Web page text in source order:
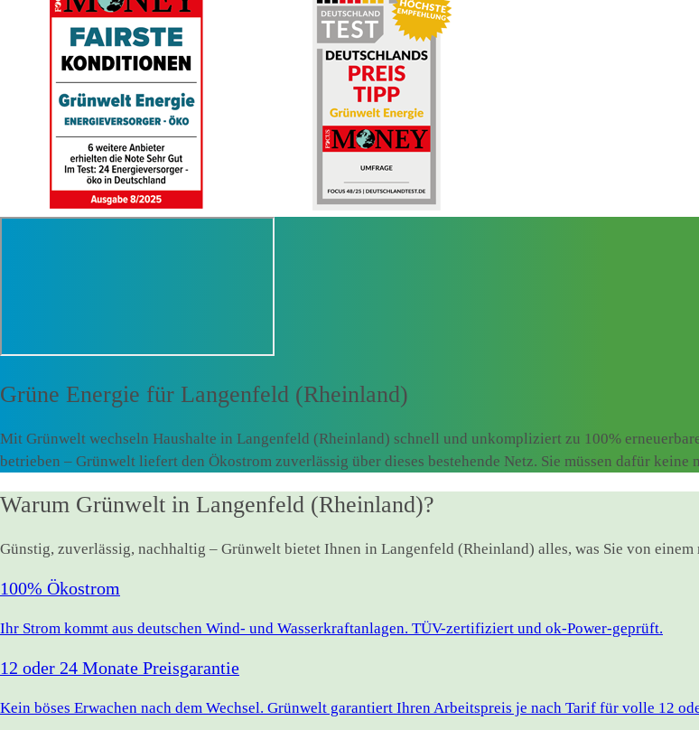
Grüne Energie für Langenfeld (Rheinland)
Mit Grünwelt wechseln Haushalte in Langenfeld (Rheinland) schnell und unkompliziert zu 100%
betrieben – Grünwelt liefert den Ökostrom zuverlässig über dieses bestehende Netz. Sie müssen dafür
Warum Grünwelt in Langenfeld (Rheinland)?
Günstig, zuverlässig, nachhaltig – Grünwelt bietet Ihnen in Langenfeld (Rheinland) alles, was Sie von einem
100% Ökostrom
Ihr Strom kommt aus deutschen Wind- und Wasserkraftanlagen. TÜV-zertifiziert und ok-Power-geprüft.
12 oder 24 Monate Preisgarantie
Kein böses Erwachen nach dem Wechsel. Grünwelt garantiert Ihren Arbeitspreis je nach Tarif für volle 12